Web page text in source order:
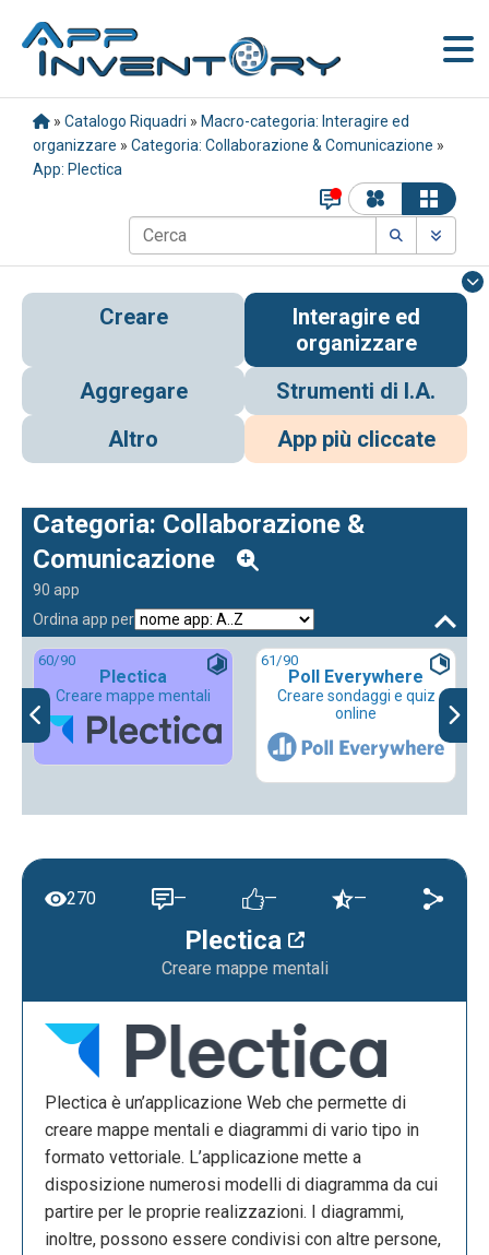
» Catalogo Riquadri » Macro-categoria: Interagire ed
organizzare » Categoria: Collaborazione & Comunicazione »
App: Plectica
Creare
Interagire ed
organizzare
Aggregare
Strumenti di I.A.
Altro
App più cliccate
Categoria: Collaborazione &
Comunicazione
90 app
Ordina app per
60/90
Plectica
Creare mappe mentali
61/90
Poll Everywhere
Creare sondaggi e quiz
online
Plectica
Creare mappe mentali
270 — — —
Plectica è un’applicazione Web che permette di
creare mappe mentali e diagrammi di vario tipo in
formato vettoriale. L’applicazione mette a
disposizione numerosi modelli di diagramma da cui
partire per le proprie realizzazioni. I diagrammi,
inoltre, possono essere condivisi con altre persone,